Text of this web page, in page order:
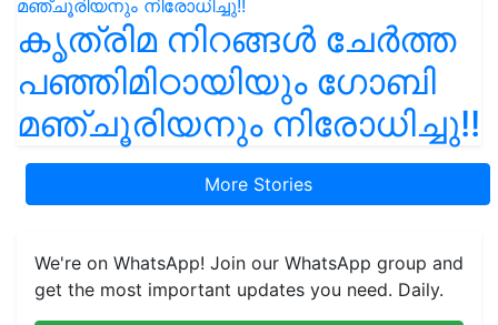
കൃത്രിമ നിറങ്ങൾ ചേർത്ത
പഞ്ഞിമിഠായിയും ഗോബി
മഞ്ചൂരിയനും നിരോധിച്ചു!!
More Stories
We're on WhatsApp! Join our WhatsApp group and
get the most important updates you need. Daily.